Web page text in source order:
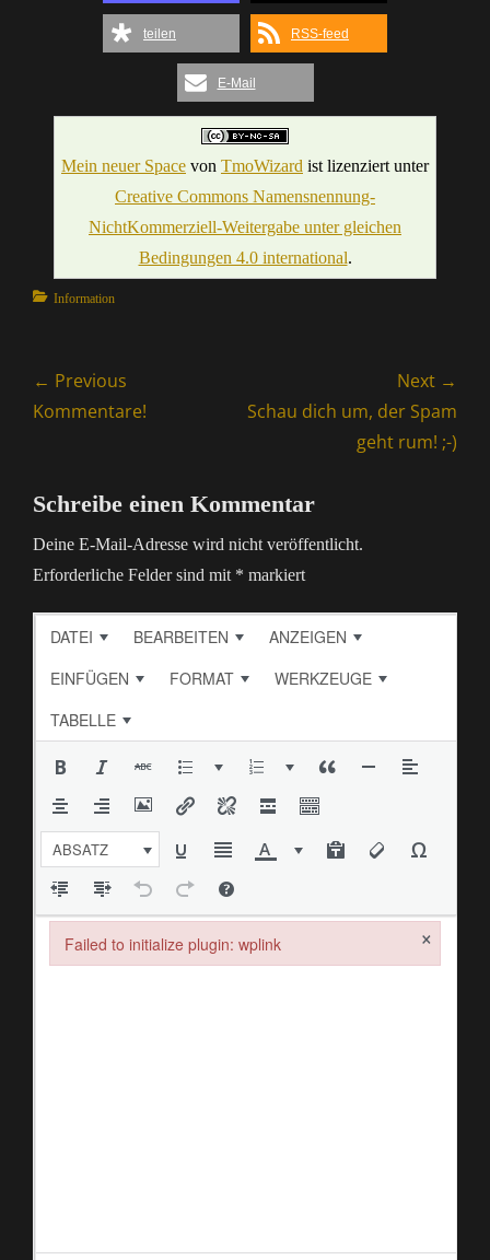
teilen RSS-feed
E-Mail
Mein neuer Space von TmoWizard ist lizenziert unter
Creative Commons Namensnennung-
NichtKommerziell-Weitergabe unter gleichen
Bedingungen 4.0 international.
Categories
Information
Beitragsnavigation
← Previous
Previous
Kommentare!
Next →
Next
Schau dich um, der Spam
geht rum! ;-)
Schreibe einen Kommentar
Deine E-Mail-Adresse wird nicht veröffentlicht.
Erforderliche Felder sind mit * markiert
DATEI BEARBEITEN
ANZEIGEN
EINFÜGEN
FORMAT
WERKZEUGE
TABELLE
ABSATZ
Failed to initialize plugin: wplink ×
Failed to initialize plugin: wplink